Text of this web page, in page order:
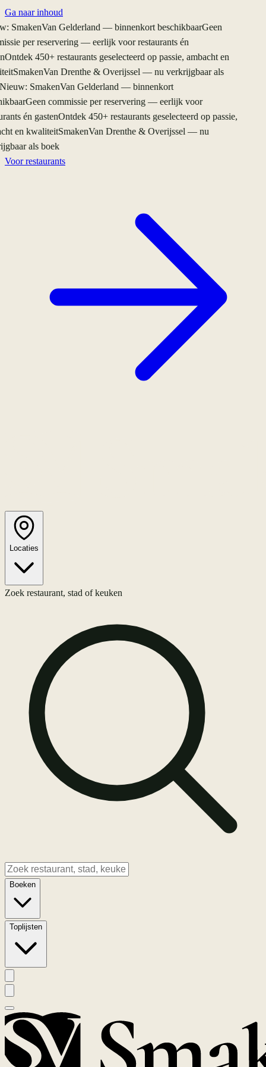
Ga naar inhoud
SmakenVan Gelderland — binnenkort beschikbaarGeen
per reservering — eerlijk voor restaurants én
Ontdek 450+ restaurants geselecteerd op passie, ambacht en
SmakenVan Drenthe & Overijssel — nu verkrijgbaar als
SmakenVan Gelderland — binnenkort
Geen commissie per reservering — eerlijk voor
én gastenOntdek 450+ restaurants geselecteerd op passie,
en kwaliteitSmakenVan Drenthe & Overijssel — nu
als boek
Voor restaurants
Locaties
Zoek restaurant, stad of keuken
Boeken
Toplijsten